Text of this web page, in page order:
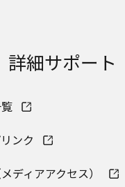
扱いについて。パナソニッ
用し、その記録を残すこと
や正当な理由がある場合を
ません。お問い合わせは、
連絡ください。
ウェブサイトに公開されて
詳細サポート
ンク
ディアアクセス）